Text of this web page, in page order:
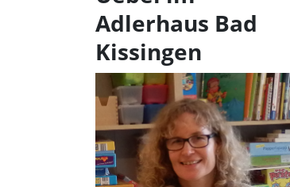
Adlerhaus Bad
Kissingen